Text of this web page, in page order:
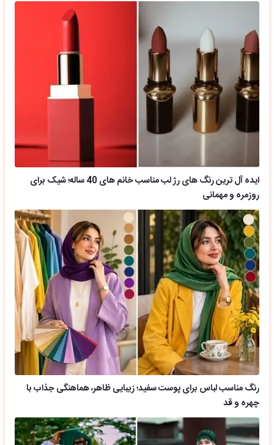
ایده آل ترین رنگ های رژ لب مناسب خانم های 40 ساله؛ شیک برای
روزمره و مهمانی
رنگ مناسب لباس برای پوست سفید؛ زیبایی ظاهر، هماهنگی جذاب با
چهره و قد